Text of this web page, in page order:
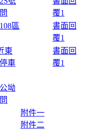
覆1
區
書面回
覆1
東
車
書面回
覆1
坳
附件一
附件二